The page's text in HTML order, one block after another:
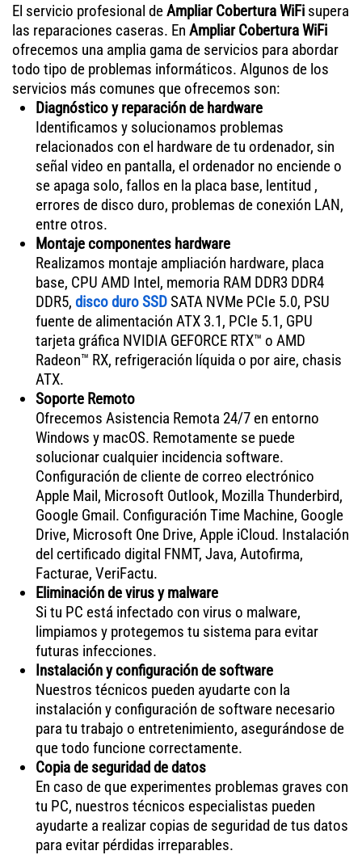
El servicio profesional deAmpliar Cobertura WiFi supera
las reparaciones caseras. En Ampliar Cobertura WiFi
ofrecemos una amplia gama de servicios para abordar
todo tipo de problemas informáticos. Algunos de los
servicios más comunes que ofrecemos son:
Diagnóstico y reparación de hardware
Identificamos y solucionamos problemas
relacionados con el hardware de tu ordenador, sin
señal video en pantalla, el ordenador no enciende o
se apaga solo, fallos en la placa base, lentitud ,
errores de disco duro, problemas de conexión LAN,
entre otros.
Montaje componentes hardware
Realizamos montaje ampliación hardware, placa
base, CPU AMD Intel, memoria RAM DDR3 DDR4
DDR5, disco duro SSDSATA NVMe PCIe 5.0, PSU
fuente de alimentación ATX 3.1, PCIe 5.1, GPU
tarjeta gráfica NVIDIA GEFORCE RTX™ o AMD
Radeon™ RX, refrigeración líquida o por aire, chasis
ATX.
Soporte Remoto
Ofrecemos Asistencia Remota 24/7 en entorno
Windows y macOS. Remotamente se puede
solucionar cualquier incidencia software.
Configuración de cliente de correo electrónico
Apple Mail, Microsoft Outlook, Mozilla Thunderbird,
Google Gmail. Configuración Time Machine, Google
Drive, Microsoft One Drive, Apple iCloud. Instalación
del certificado digital FNMT, Java, Autofirma,
Facturae, VeriFactu.
Eliminación de virus y malware
Si tu PC está infectado con virus o malware,
limpiamos y protegemos tu sistema para evitar
futuras infecciones.
Instalación y configuración de software
Nuestros técnicos pueden ayudarte con la
instalación y configuración de software necesario
para tu trabajo o entretenimiento, asegurándose de
que todo funcione correctamente.
Copia de seguridad de datos
En caso de que experimentes problemas graves con
tu PC, nuestros técnicos especialistas pueden
ayudarte a realizar copias de seguridad de tus datos
para evitar pérdidas irreparables.